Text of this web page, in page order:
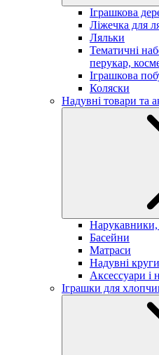
Іграшкова
Ліжечка для
Ляльки
Тематичні
перукар,
Іграшкова
Коляски
Надувні товари та
Басейни
Матраси
Надувні круги
Аксессуари і
Іграшки для